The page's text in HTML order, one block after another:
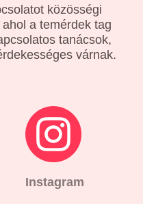
közösségi
a temérdek tag
tanácsok,
várnak.
Instagram